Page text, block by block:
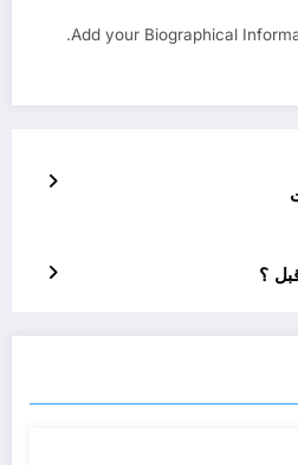
Add your Biographical
؟